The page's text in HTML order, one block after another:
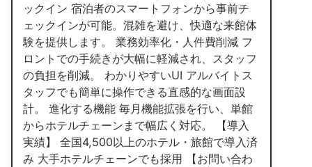
ックイン 宿泊者のスマートフォンから事前チ
ェックインが可能。混雑を避け、快適な来館体
験を提供します。 業務効率化・人件費削減 フ
ロントでの手続きが大幅に軽減され、スタッフ
の負担を削減。 わかりやすいUI アルバイトス
タッフでも簡単に操作できる直感的な画面設
計。 進化する機能 毎月機能拡張を行い、単館
からホテルチェーンまで幅広く対応。 【導入
実績】 全国4,500以上のホテル・旅館で導入済
み 大手ホテルチェーンでも採用 【お問い合わ